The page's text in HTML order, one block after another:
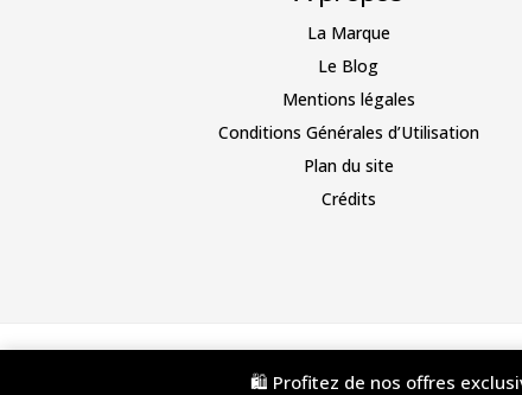
🛍️ Profitez de nos offres
La Marque
Le Blog
Mentions légales
Conditions Générales d’Utilisation
Plan du site
Crédits